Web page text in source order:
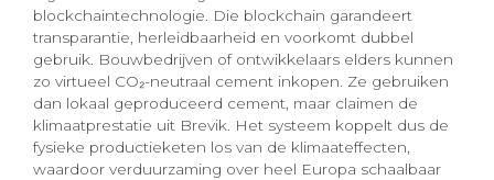
blockchaintechnologie. Die blockchain garandeert
transparantie, herleidbaarheid en voorkomt dubbel
gebruik. Bouwbedrijven of ontwikkelaars elders kunnen
zo virtueel CO₂-neutraal cement inkopen. Ze gebruiken
dan lokaal geproduceerd cement, maar claimen de
klimaatprestatie uit Brevik. Het systeem koppelt dus de
fysieke productieketen los van de klimaateffecten,
waardoor verduurzaming over heel Europa schaalbaar